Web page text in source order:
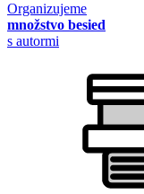
Organizujeme
množstvo besied
s autormi